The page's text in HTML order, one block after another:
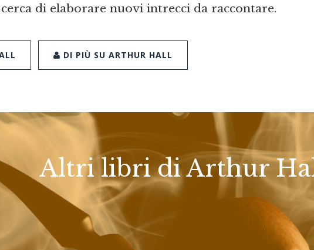
di elaborare nuovi intrecci da raccontare.
DI PIÙ SU ARTHUR HALL
Altri libri di Arthur